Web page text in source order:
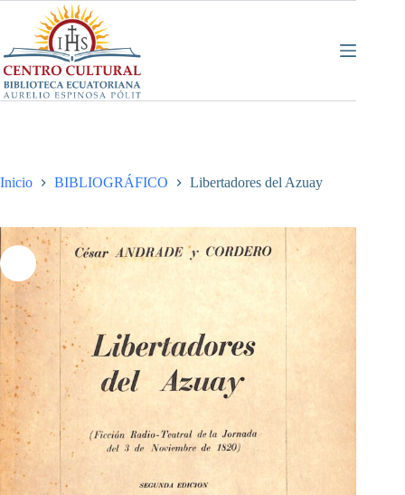
contenido
Inicio BIBLIOGRÁFICO Libertadores del Azuay